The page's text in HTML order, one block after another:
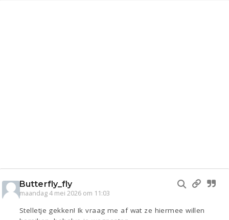
Butterfly_fly
maandag 4 mei 2026 om 11:03
Stelletje gekken! Ik vraag me af wat ze hiermee willen